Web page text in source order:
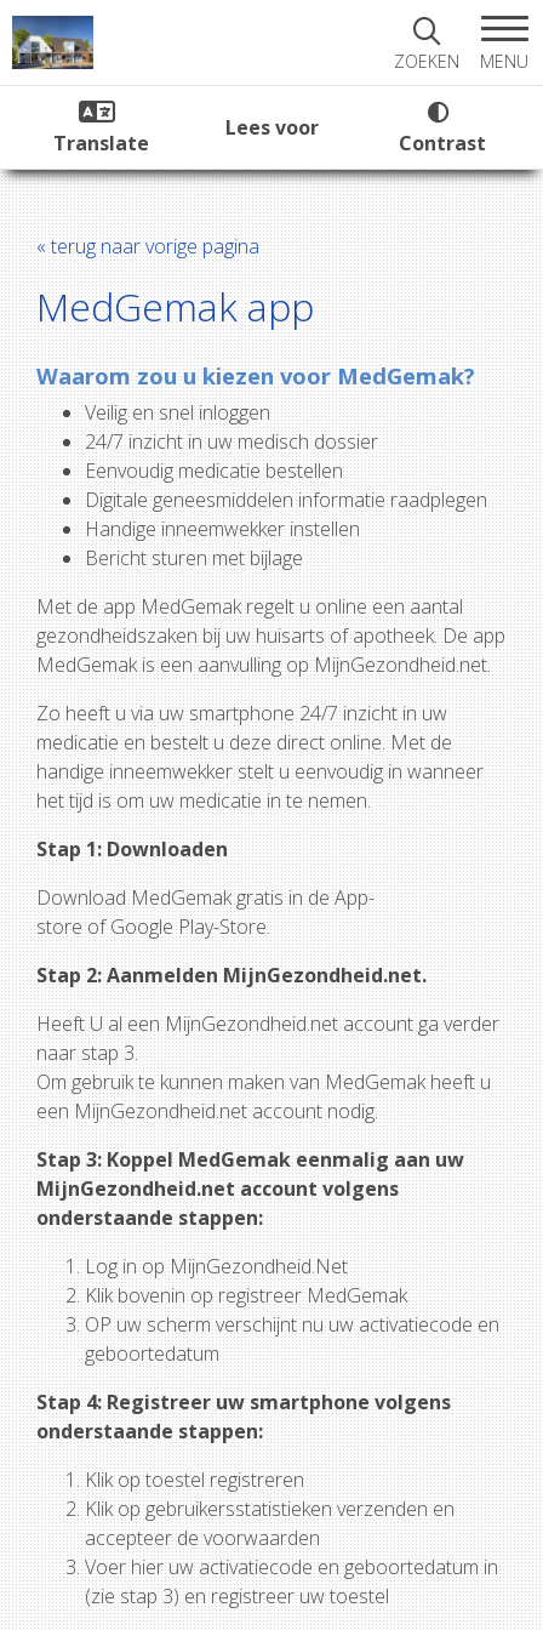
ZOEKEN MENU
Translate
Lees voor
Contrast
« terug naar vorige pagina
MedGemak app
Waarom zou u kiezen voor MedGemak?
Veilig en snel inloggen
24/7 inzicht in uw medisch dossier
Eenvoudig medicatie bestellen
Digitale geneesmiddelen informatie raadplegen
Handige inneemwekker instellen
Bericht sturen met bijlage
Met de app MedGemak regelt u online een aantal
gezondheidszaken bij uw huisarts of apotheek. De app
MedGemak is een aanvulling op MijnGezondheid.net.
Zo heeft u via uw smartphone 24/7 inzicht in uw
medicatie en bestelt u deze direct online. Met de
handige inneemwekker stelt u eenvoudig in wanneer
het tijd is om uw medicatie in te nemen.
Stap 1: Downloaden
Download MedGemak gratis in de App-
store of Google Play-Store.
Stap 2: Aanmelden MijnGezondheid.net.
Heeft U al een MijnGezondheid.net account ga verder
naar stap 3.
Om gebruik te kunnen maken van MedGemak heeft u
een MijnGezondheid.net account nodig.
Stap 3: Koppel MedGemak eenmalig aan uw
MijnGezondheid.net account volgens
onderstaande stappen:
Log in op MijnGezondheid.Net
Klik bovenin op registreer MedGemak
OP uw scherm verschijnt nu uw activatiecode en
geboortedatum
Stap 4: Registreer uw smartphone volgens
onderstaande stappen:
Klik op toestel registreren
Klik op gebruikersstatistieken verzenden en
accepteer de voorwaarden
Voer hier uw activatiecode en geboortedatum in
(zie stap 3) en registreer uw toestel